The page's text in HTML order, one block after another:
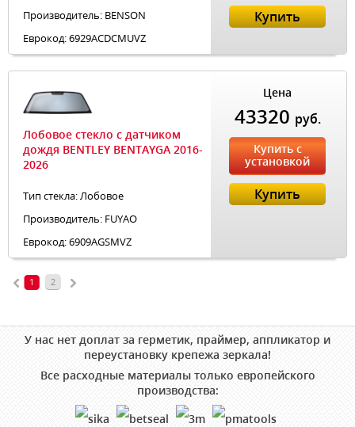
Производитель: BENSON
Еврокод: 6929ACDCMUVZ
Купить
Лобовое стекло с датчиком
дождя BENTLEY BENTAYGA 2016-
2026
Тип стекла: Лобовое
Производитель: FUYAO
Еврокод: 6909AGSMVZ
Цена
43320 руб.
Купить с
установкой
Купить
1 2
У нас нет доплат за герметик, праймер, аппликатор и
переустановку крепежа зеркала!
Все расходные материалы только европейского
производства: